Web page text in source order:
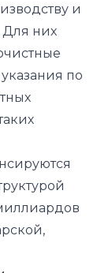
и
Для них
по